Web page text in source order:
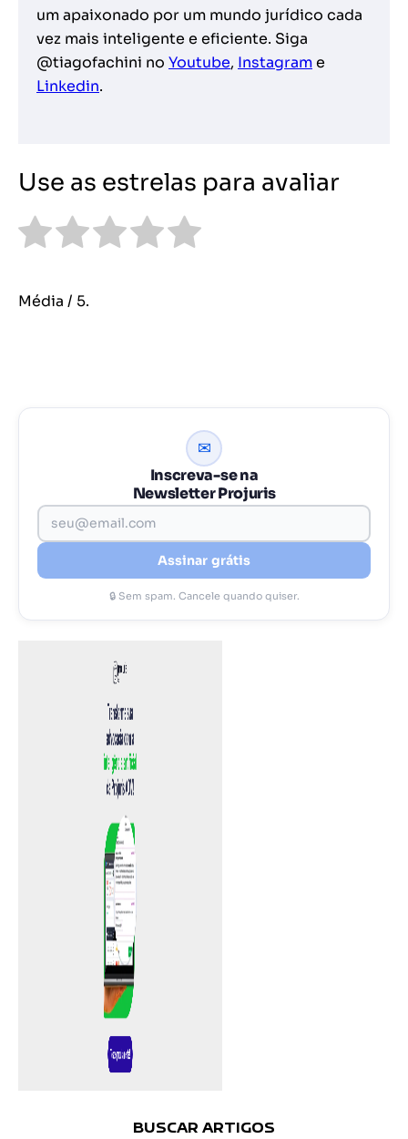
um apaixonado por um mundo jurídico cada
vez mais inteligente e eficiente. Siga
@tiagofachini no Youtube, Instagrame
Linkedin.
Use as estrelas para avaliar
Média / 5.
✉
Inscreva-se na
Newsletter Projuris
Assinar grátis
🔒 Sem spam. Cancele quando quiser.
BUSCAR ARTIGOS